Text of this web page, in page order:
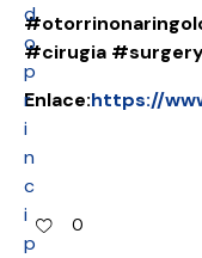
d
o
p
r
i
n
c
i
p
#cirugia
Enlace:https://
0